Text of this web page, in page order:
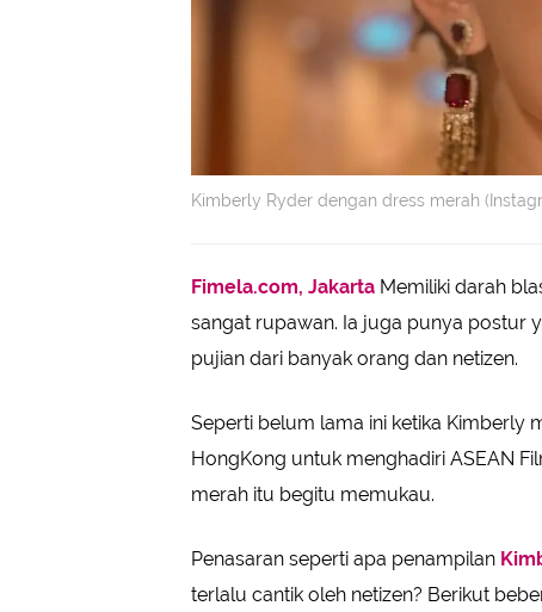
Kimberly Ryder dengan dress merah
Fimela.com, Jakarta Memiliki darah
sangat rupawan. Ia juga punya postur
pujian dari banyak orang dan netizen.
Seperti belum lama ini ketika Kimberly
HongKong untuk menghadiri ASEAN
merah itu begitu memukau.
Penasaran seperti apa penampilan
terlalu cantik oleh netizen? Berikut